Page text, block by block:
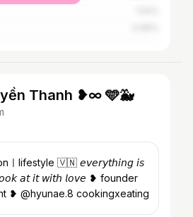
Thanh ❥∞ 🩵🐳
ㅣlifestyle 🇻🇳 𝘦𝘷𝘦𝘳𝘺𝘵𝘩𝘪𝘯𝘨 𝘪𝘴
𝘢𝘵 𝘪𝘵 𝘸𝘪𝘵𝘩 𝘭𝘰𝘷𝘦 ❥ founder
@alyrabooking.ent ❥ @hyunae.8 cookingxeating